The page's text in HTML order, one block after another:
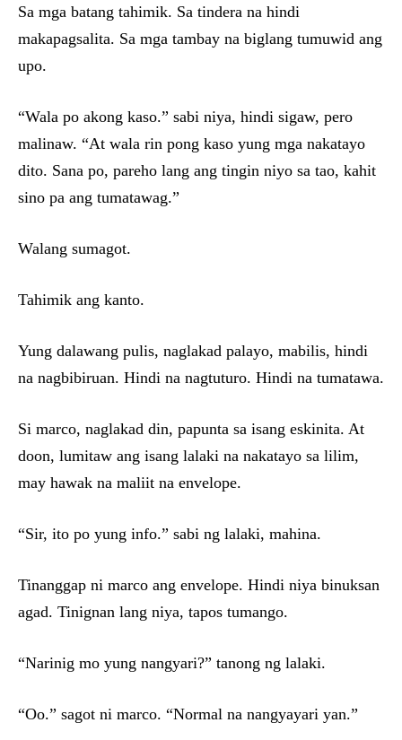
Sa mga batang tahimik. Sa tindera na hindi
makapagsalita. Sa mga tambay na biglang tumuwid ang
upo.
“Wala po akong kaso.” sabi niya, hindi sigaw, pero
malinaw. “At wala rin pong kaso yung mga nakatayo
dito. Sana po, pareho lang ang tingin niyo sa tao, kahit
sino pa ang tumatawag.”
Walang sumagot.
Tahimik ang kanto.
Yung dalawang pulis, naglakad palayo, mabilis, hindi
na nagbibiruan. Hindi na nagtuturo. Hindi na tumatawa.
Si marco, naglakad din, papunta sa isang eskinita. At
doon, lumitaw ang isang lalaki na nakatayo sa lilim,
may hawak na maliit na envelope.
“Sir, ito po yung info.” sabi ng lalaki, mahina.
Tinanggap ni marco ang envelope. Hindi niya binuksan
agad. Tinignan lang niya, tapos tumango.
“Narinig mo yung nangyari?” tanong ng lalaki.
“Oo.” sagot ni marco. “Normal na nangyayari yan.”